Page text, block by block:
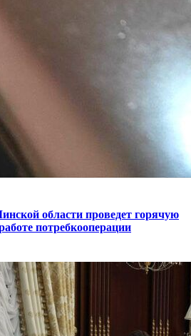
области проведет горячую
потребкооперации